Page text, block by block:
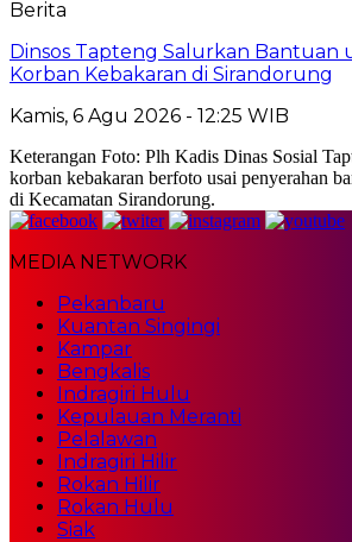
Berita
Dinsos Tapteng Salurkan Bantuan
Korban Kebakaran di Sirandorung
Kamis, 6 Agu 2026 - 12:25 WIB
Keterangan Foto: Plh Kadis Dinas Sosial
korban kebakaran berfoto usai penyerahan
di Kecamatan Sirandorung.
MEDIA NETWORK
Pekanbaru
Kuantan Singingi
Kampar
Bengkalis
Indragiri Hulu
Kepulauan Meranti
Pelalawan
Indragiri Hilir
Rokan Hilir
Rokan Hulu
Siak